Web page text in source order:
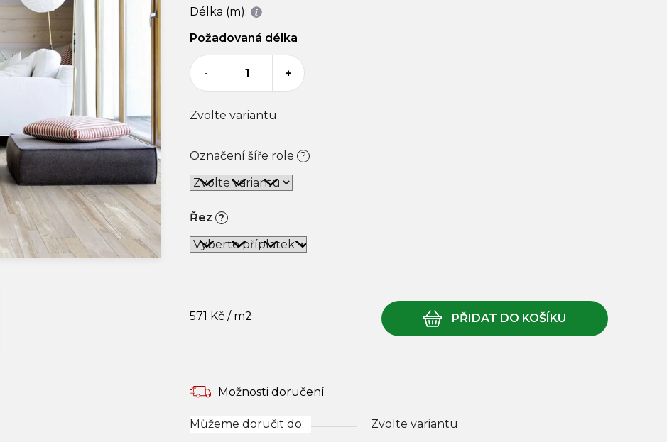
Označení šíře role ?
Řez ?
Můžeme doručit do: Zvolte variantu
571 Kč / m2
Zvolte variantu
Možnosti doručení
Délka (m):
Požadovaná délka
- +